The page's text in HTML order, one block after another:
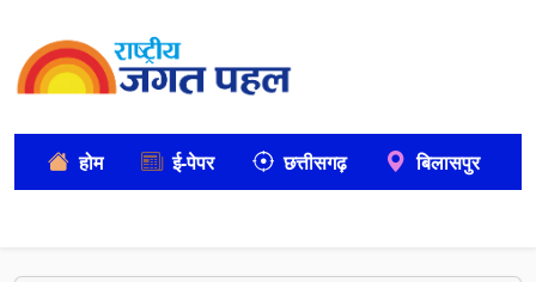
होम ई-पेपर छत्तीसगढ़ बिलासपुर